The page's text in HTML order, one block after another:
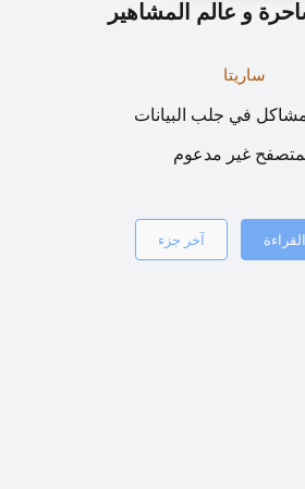
و عالم المشاهير
ساريتا
مشاكل في جلب البيانات
غير مدعوم
آخر جزء